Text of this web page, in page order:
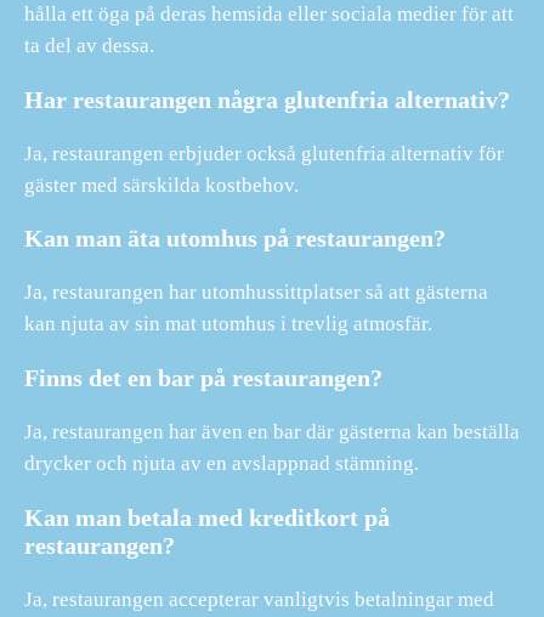
hålla ett öga på deras hemsida eller sociala medier för att
ta del av dessa.
Har restaurangen några glutenfria alternativ?
Ja, restaurangen erbjuder också glutenfria alternativ för
gäster med särskilda kostbehov.
Kan man äta utomhus på restaurangen?
Ja, restaurangen har utomhussittplatser så att gästerna
kan njuta av sin mat utomhus i trevlig atmosfär.
Finns det en bar på restaurangen?
Ja, restaurangen har även en bar där gästerna kan beställa
drycker och njuta av en avslappnad stämning.
Kan man betala med kreditkort på
restaurangen?
Ja, restaurangen accepterar vanligtvis betalningar med